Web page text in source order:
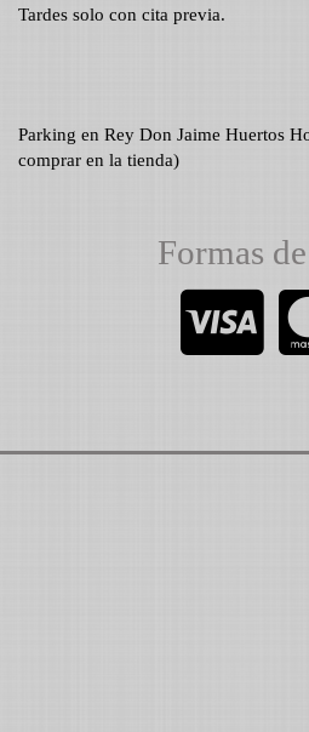
Tardes solo con cita previa.
Parking en Rey Don Jaime Huertos
comprar en la tienda)
Formas